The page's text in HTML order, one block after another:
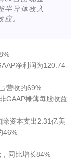
半导体收入
。
净利润为120.74
营收的69%
GAAP摊薄每股收益
资本支出2.31亿美
46%
同比增长84%